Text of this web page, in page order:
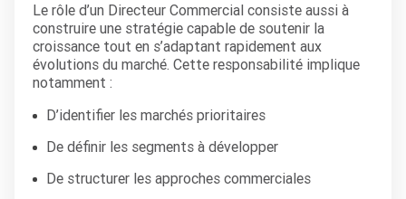
Le rôle d’un Directeur Commercial consiste aussi à
construire une stratégie capable de soutenir la
croissance tout en s’adaptant rapidement aux
évolutions du marché. Cette responsabilité implique
notamment :
D’identifier les marchés prioritaires
De définir les segments à développer
De structurer les approches commerciales